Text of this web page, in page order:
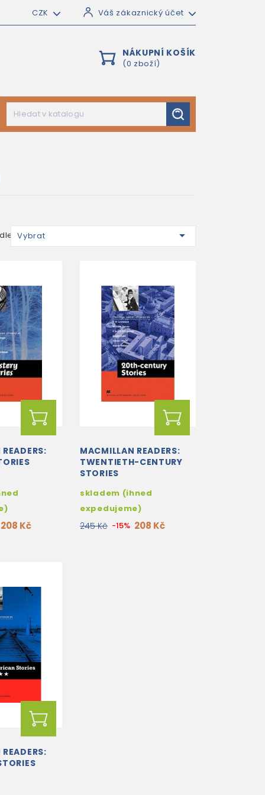
CZK Váš zákaznický účet
NÁKUPNÍ KOŠÍK
(0 zboží)
Vybrat 
208 Kč
MACMILLAN READERS:
TWENTIETH-CENTURY
STORIES
skladem (ihned
expedujeme)
245 Kč -15% 208 Kč